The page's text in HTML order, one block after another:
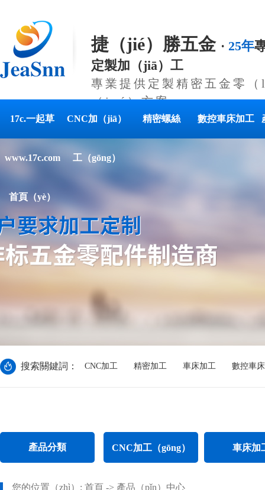
捷（jié）勝五金 · 25年
定製加（jiā）工
專業提供定製精密五金零
（jué）方案
17c.一起草
www.17c.com
首頁（yè）
CNC加（jiā）
工（gōng）
精密螺絲 數控車床加工
搜索關鍵詞： CNC加工 精密加工 車床加工 數控車
產品分類 CNC加工（gōng） 車床加
您的位置（zhì）: 首頁 -> 產品（pǐn）中心